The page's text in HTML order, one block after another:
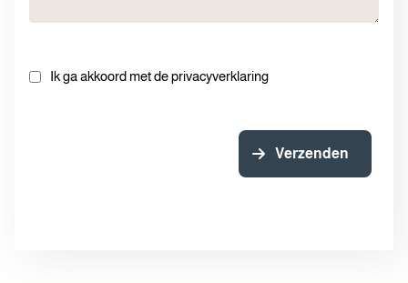
Ik ga akkoord met de privacyverklaring
Verzenden